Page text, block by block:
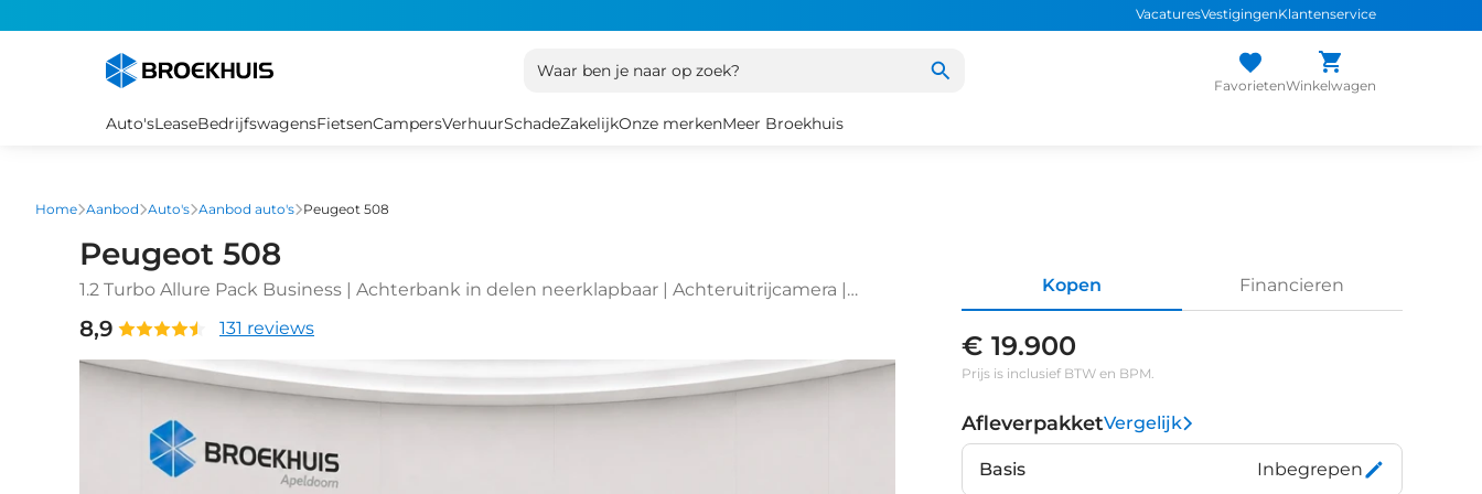
VacaturesVestigingenKlantenservice
Waar ben je naar op zoek?
FavorietenWinkelwagen
Auto'sLeaseBedrijfswagensFietsenCampersVerhuurSchadeZakelijkOnze merkenMeer Broekhuis
Home Aanbod Auto's Aanbod auto's Peugeot 508
Peugeot 508
1.2 Turbo Allure Pack Business | Achterbank in delen neerklapbaar | Achteruitrijcamera |
8,9 131 reviews
Kopen Financieren
€ 19.900
Prijs is inclusief BTW en BPM.
AfleverpakketVergelijk
Basis Inbegrepen